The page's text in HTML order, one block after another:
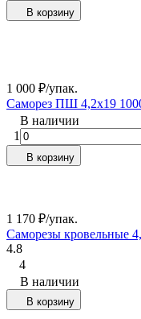
В корзину
1 000 ₽/упак.
Самopез ПШ 4,2x19
В наличии
1
В корзину
1 170 ₽/упак.
Саморезы кровельные
4.8
4
В наличии
В корзину